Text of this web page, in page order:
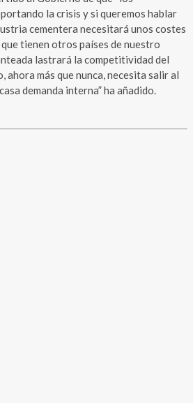
la crisis y si queremos hablar
cementera necesitará unos costes
tienen otros países de nuestro
lastrará la competitividad del
ahora más que nunca, necesita salir al
demanda interna” ha añadido.